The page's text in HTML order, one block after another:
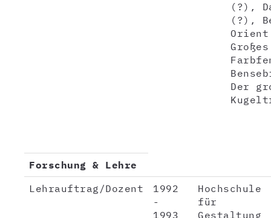
(?),
(?),
Großes
Der
Forschung & Lehre
Lehrauftrag/Dozent
1992
-
1993
Hochschule
für
Gestaltung